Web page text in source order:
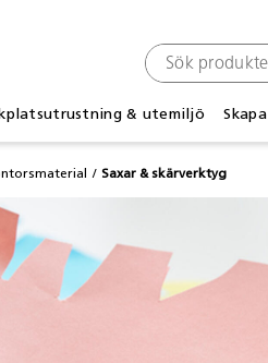
& utemiljö Skapa
Saxar & skärverktyg